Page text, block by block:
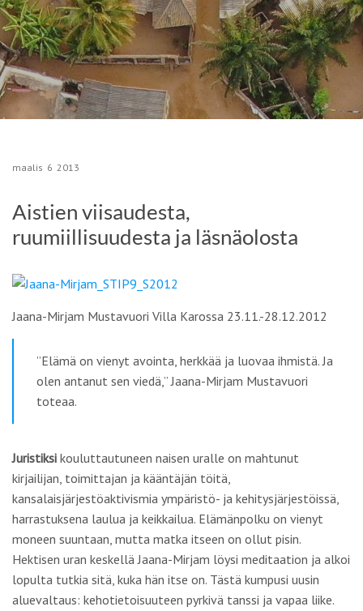
maalis 6 2013
Aistien viisaudesta,
ruumiillisuudesta ja läsnäolosta
Jaana-Mirjam Mustavuori Villa Karossa 23.11.-28.12.2012
”Elämä on vienyt avointa, herkkää ja luovaa ihmistä. Ja
olen antanut sen viedä,” Jaana-Mirjam Mustavuori
toteaa.
Juristiksi kouluttautuneen naisen uralle on mahtunut
kirjailijan, toimittajan ja kääntäjän töitä,
kansalaisjärjestöaktivismia ympäristö- ja kehitysjärjestöissä,
harrastuksena laulua ja keikkailua. Elämänpolku on vienyt
moneen suuntaan, mutta matka itseen on ollut pisin.
Hektisen uran keskellä Jaana-Mirjam löysi meditaation ja alkoi
lopulta tutkia sitä, kuka hän itse on. Tästä kumpusi uusin
aluevaltaus: kehotietoisuuteen pyrkivä tanssi ja vapaa liike.